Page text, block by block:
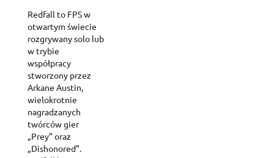
Redfall to FPS w
otwartym świecie
rozgrywany solo lub
w trybie
współpracy
stworzony przez
Arkane Austin,
wielokrotnie
nagradzanych
twórców gier
„Prey” oraz
„Dishonored”.